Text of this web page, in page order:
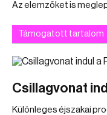
Az elemzőket is
Támogatott tartalom
Csillagvonat
Különleges éjszakai